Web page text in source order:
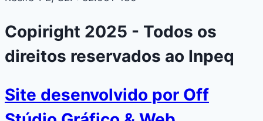
Copiright 2025 - Todos os
direitos reservados ao Inpeq
Site desenvolvido por Off